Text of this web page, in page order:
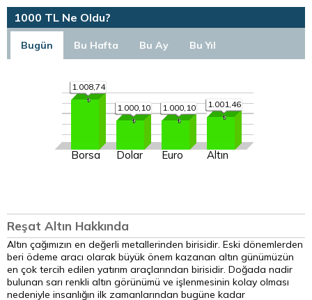
1000 TL Ne Oldu?
Bugün Bu Hafta Bu Ay Bu Yıl
1.008,74
Borsa
1.000,10
Dolar
1.000,10
Euro
1.001,46
Altın
Reşat Altın Hakkında
Altın çağımızın en değerli metallerinden birisidir. Eski dönemlerden
beri ödeme aracı olarak büyük önem kazanan altın günümüzün
en çok tercih edilen yatırım araçlarından birisidir. Doğada nadir
bulunan sarı renkli altın görünümü ve işlenmesinin kolay olması
nedeniyle insanlığın ilk zamanlarından bugüne kadar